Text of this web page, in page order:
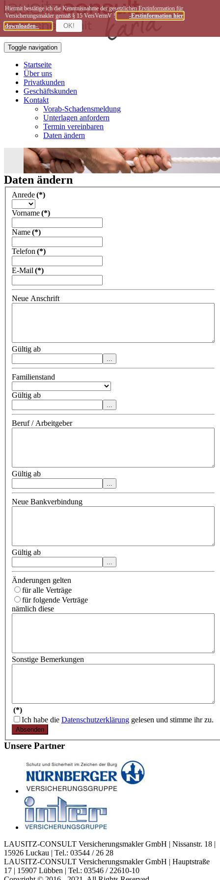
Hiermit bestätige ich die Kenntnisnahme der gesetzlichen Erstinformation für
Versicherungsmakler gemäß § 15 VersVermV !
-Erstinformation hier
downloaden-
OK!
Toggle navigation
Startseite
Über uns
Privatkunden
Geschäftskunden
Kontakt
Vorab-Schadensmeldung
Unterlagen anfordern
Termin vereinbaren
Daten ändern
Daten ändern
Anrede(*)
Vorname(*)
Name(*)
Telefon (*)
E-Mail (*)
Neue Anschrift
Gültig ab
Familienstand
Gültig ab
Beruf / Arbeitgeber
Gültig ab
Neue Bankverbindung
Gültig ab
Änderungen gelten
für alle Verträge
für folgende Verträge
nämlich diese
Sonstige Bemerkungen
(*)
Ich habe die Datenschutzerklärung gelesen und stimme ihr zu.
Unsere Partner
LAUSITZ-CONSULT Versicherungsmakler GmbH | Nissanstr. 18 |
15926 Luckau | Tel.: 03544 / 26 28
LAUSITZ-CONSULT Versicherungsmakler GmbH | Hauptstraße
17 | 15907 Lübben | Tel.: 03546 / 22610-10